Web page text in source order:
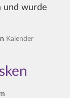
und wurde
Kalender